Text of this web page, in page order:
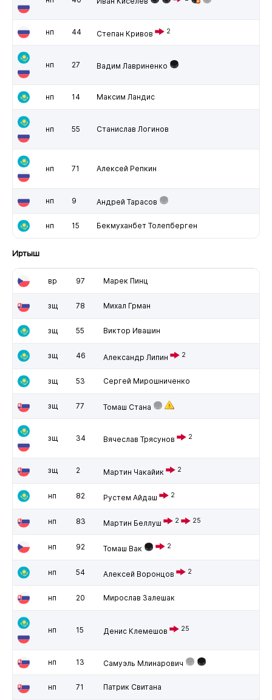
нп 44 Степан Кривов 2
нп 27 Вадим Лавриненко
нп 14 Максим Ландис
нп 55 Станислав Логинов
нп 71 Алексей Репкин
нп 9 Андрей Тарасов
нп 15 Бекмуханбет Толепберген
Иртыш
вр 97 Марек Пинц
зщ 78 Михал Грман
зщ 55 Виктор Ивашин
зщ 46 Александр Липин 2
зщ 53 Сергей Мирошниченко
зщ 77 Томаш Стана
зщ 34 Вячеслав Трясунов 2
зщ 2 Мартин Чакайик 2
нп 82 Рустем Айдаш 2
нп 83 Мартин Беллуш 2 25
нп 92 Томаш Вак 2
нп 54 Алексей Воронцов 2
нп 20 Мирослав Залешак
нп 15 Денис Клемешов 25
нп 13 Самуэль Млинарович
нп 71 Патрик Свитана